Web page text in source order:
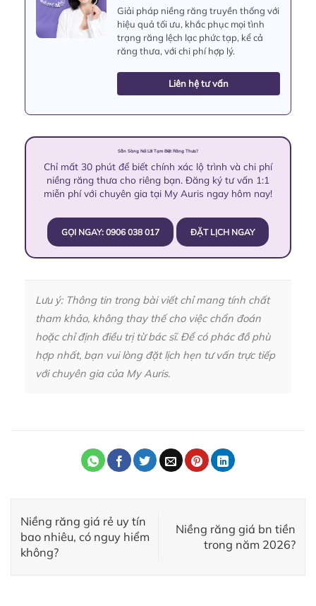
Giải pháp niềng răng truyền thống với
hiệu quả tối ưu, khắc phục mọi tình
trạng răng lệch lạc phức tạp, kể cả
răng thưa, với chi phí hợp lý.
Liên hệ tư vấn
Sẵn Sàng Nói Lời Tạm Biệt Răng Thưa?
Chỉ mất 30 phút để biết chính xác lộ trình và chi phí
niềng răng thưa cho riêng bạn. Đăng ký tư vấn 1:1
miễn phí với chuyên gia tại My Auris ngay hôm nay!
GỌI NGAY: 0906 038 017 ĐẶT LỊCH NGAY
Lưu ý: Thông tin trong bài viết chỉ mang tính chất
tham khảo, không thay thế cho việc chẩn đoán
hoặc chỉ định điều trị từ bác sĩ. Để có phác đồ phù
hợp nhất, bạn vui lòng đặt lịch hẹn tư vấn trực tiếp
với chuyên gia của My Auris.
Niềng răng giá rẻ uy tín
bao nhiêu, có nguy hiểm
không?
Niềng răng giá bn tiền
trong năm 2026?